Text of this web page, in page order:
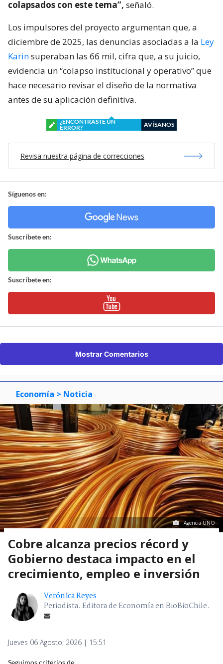
colapsados con este tema”, señaló.
Los impulsores del proyecto argumentan que, a
diciembre de 2025, las denuncias asociadas a la Ley
Karinsuperaban las 66 mil, cifra que, a su juicio,
evidencia un “colapso institucional y operativo” que
hace necesario revisar el diseño de la normativa
antes de su aplicación definitiva.
¿ENCONTRASTE UN
ERROR?
AVÍSANOS
Revisa nuestra página de correcciones
Síguenos en:
Suscríbete en:
Suscríbete en:
Mostrar Comentarios
Economía > Noticia
Agencia UNO
Cobre alcanza precios récord y
Gobierno destaca impacto en el
crecimiento, empleo e inversión
Verónica Reyes
Periodista. Editora de Economía en BioBioChile.
Jueves 06 Agosto, 2026 | 15:51
Seguimos criterios de